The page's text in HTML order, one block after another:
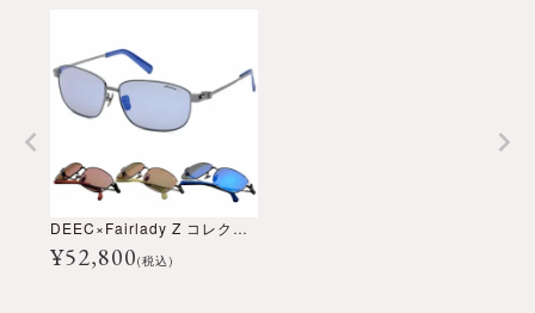
DEEC×Fairlady Z コレクション RZ34D
¥52,800(税込)